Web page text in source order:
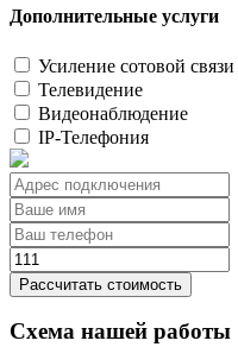
Дополнительные услуги
Усиление сотовой связи
Телевидение
Видеонаблюдение
IP-Телефония
Рассчитать стоимость
Схема нашей работы